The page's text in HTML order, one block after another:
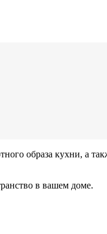
образа кухни, а
в вашем доме.